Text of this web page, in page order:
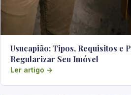
Usucapião: Tipos, Requisitos e
Regularizar Seu Imóvel
Ler artigo →